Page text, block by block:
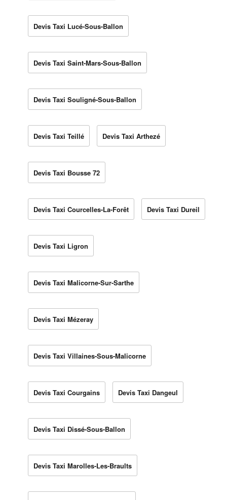
Devis Taxi Lucé-Sous-Ballon
Devis Taxi Saint-Mars-Sous-Ballon
Devis Taxi Souligné-Sous-Ballon
Devis Taxi Teillé Devis Taxi Arthezé
Devis Taxi Bousse 72
Devis Taxi Courcelles-La-Forêt Devis Taxi Dureil
Devis Taxi Ligron
Devis Taxi Malicorne-Sur-Sarthe
Devis Taxi Mézeray
Devis Taxi Villaines-Sous-Malicorne
Devis Taxi Courgains Devis Taxi Dangeul
Devis Taxi Dissé-Sous-Ballon
Devis Taxi Marolles-Les-Braults